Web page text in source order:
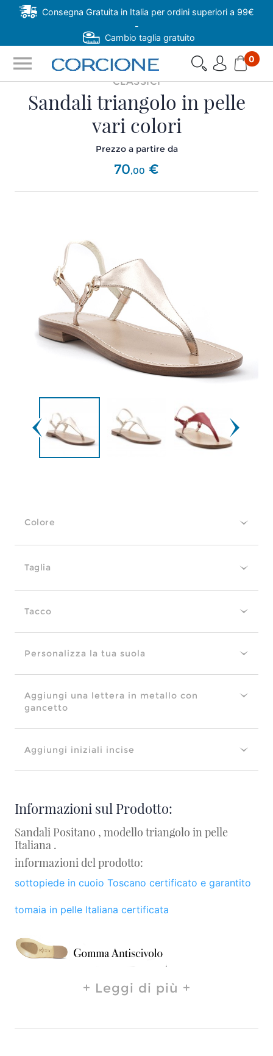
Consegna Gratuita in Italia per ordini superiori a 99€
-
Cambio taglia gratuito
menu 0
CLASSICI
Sandali triangolo in pelle
vari colori
Prezzo a partire da
70,00 €
Colore
Taglia
Tacco
Personalizza la tua suola
Aggiungi una lettera in metallo con
gancetto
Aggiungi iniziali incise
Informazioni sul Prodotto:
Sandali Positano , modello triangolo in pelle
Italiana .
informazioni del prodotto:
sottopiede in cuoio Toscano certificato e garantito
tomaia in pelle Italiana certificata
Leggi di più